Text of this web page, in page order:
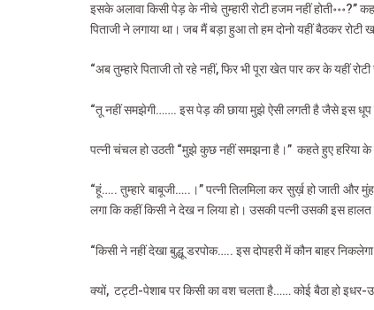
इसके अलावा किसी पेड़ के नीचे तुम्हारी रोटी हजम नहीं
पिताजी ने लगाया था। जब मैं बड़ा हुआ तो हम दोनो यहीं बैठकर
“अब तुम्हारे पिताजी तो रहे नहीं, फिर भी पूरा खेत पार कर के यहीं
“तू नहीं समझेगी……. इस पेड़ की छाया मुझे ऐसी लगती है जैसे इस धूप
पत्नी चंचल हो उठती “मुझे कुछ नहीं समझना है।” कहते हुए हरिया के
“हूं….. तुम्हारे बाबूजी…..।” पत्नी तिलमिला कर सुर्ख़ हो जाती और
लगा कि कहीं किसी ने देख न लिया हो। उसकी पत्नी उसकी इस
“किसी ने नहीं देखा बुद्धू डरपोक….. इस दोपहरी में कौन बाहर
क्यों, टट्टी-पेशाब पर किसी का वश चलता है…… कोई बैठा हो इधर-